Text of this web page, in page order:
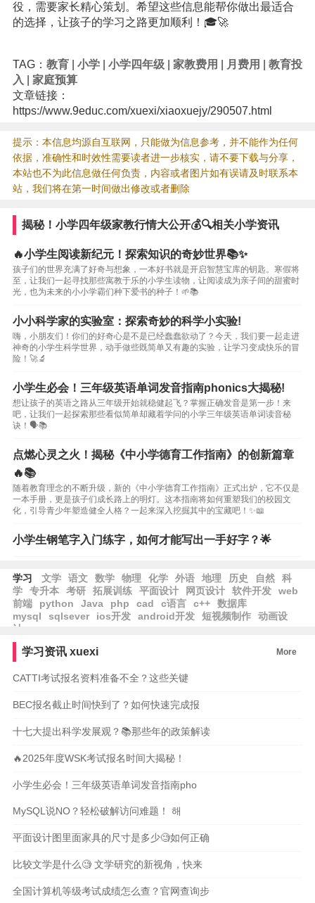
役，需要家长精心策划。希望这些信息能帮你做出最适合
的选择，让孩子的学习之路更加顺利！🎓🚀
TAG： 教育| 小学| 小学四年级| 家教费用 月费用
教育投
入
家庭预算
文章链接：
https://www.9educ.com/xuexi/xiaoxuejy/290507.html
提示：本信息均源自互联网，只能做为信息参考，并不能作为任何
依据，准确性和时效性需要读者进一步核实，请不要下载与分享，
本站也不为此信息做任何负责，内容或者图片如有误请及时联系本
站，我们将在第一时间做出修改或者删除
揭秘！小学四年级家教行情大公开💰🔍相关小学资讯
🔥小学生阅读新纪元！探索知识的奇妙世界📚✨
孩子们的世界充满了好奇与想象，一本好书就是开启智慧宝库的钥匙。寒假将
至，让我们一起寻找那些寓教于乐的小学生读物，让阅读成为亲子间的甜蜜时
光，也为未来的小小学霸们种下爱书的种子！🌱📚
小小科学家的实验室：探索奇妙的科学小实验!
嗨，小朋友们！你们的好奇心是不是已经蠢蠢欲动了？今天，我们要一起走进
神奇的小学生科学世界，动手做些既简单又有趣的实验，让学习变成快乐的冒
险！🚀🔬
小学生必会！三年级英语单词发音指南phonics大揭秘!
想让孩子的英语之路从三年级开始就稳健起飞？掌握正确发音是第一步！来
吧，让我们一起探索那些看似简单却藏着学问的小学三年级英语单词读音秘
诀！🗣️📚
点燃心灵之火！揭秘《中小学德育工作指南》的创新篇章
🔥📚
随着教育理念的不断升级，新的《中小学德育工作指南》正式出炉，它不仅是
一本手册，更是孩子们成长路上的明灯。这本指南将如何重塑我们的校园文
化，引导青少年塑造健全人格？一起来深入挖掘其中的宝藏吧！✨📖
小学生钢笔字入门练字，如何才能写出一手好字？🌟
学习 文学 语文 数学 物理 化学 外语 地理 历史 自然
科
学
专升本 考研 拓展训练 平面设计 网页设计 软件开发
web
前端
python Java php cad c语言 c++
数据库
mysql
sqlsever ios开发 android开发 短视频制作
动画设
计
学习资讯 xuexi More
CATTI考试报名资料准备不全？这些关键
BEC报名截止时间快到了？如何快速完成报
十七大提出科学发展观？📚那些年的政策解读
🔥2025年度WSK考试报名时间大揭秘！
小学生必会！三年级英语单词发音指南pho
MySQL说NO？轻松破解访问难题！ 해
平面设计图里面家具的尺寸是多少🧐如何正确
比较文学是什么🧐 文学研究的新视角，快来
全国计算机等级考试成绩怎么查？官网查询步